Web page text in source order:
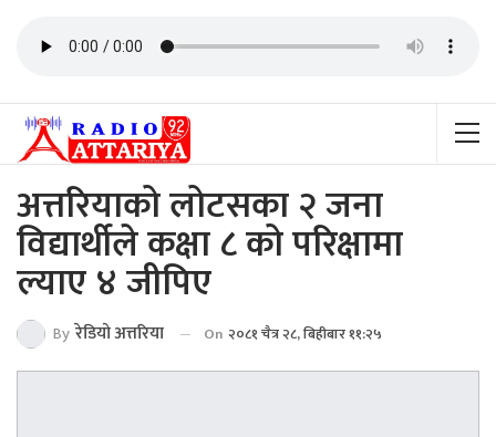
अत्तरियाको लोटसका २ जना
विद्यार्थीले कक्षा ८ को परिक्षामा
ल्याए ४ जीपिए
By रेडियाे अत्तरिया On २०८१ चैत्र २८, बिहीबार ११:२५